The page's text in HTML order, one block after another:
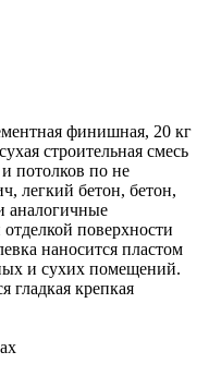
финишная, 20 кг
строительная смесь
потолков по не
легкий бетон, бетон,
аналогичные
поверхности
наносится пластом
и сухих помещений.
гладкая крепкая